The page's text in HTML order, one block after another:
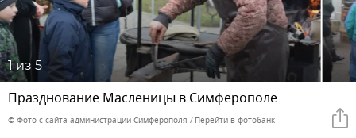
1из 5
Празднование Масленицы в Симферополе
© Фото с сайта администрации Симферополя Перейти в фотобанк